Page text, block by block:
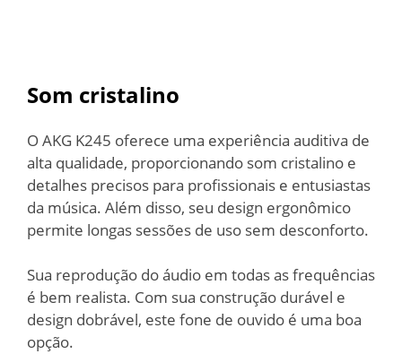
Som cristalino
O AKG K245 oferece uma experiência auditiva de
alta qualidade, proporcionando som cristalino e
detalhes precisos para profissionais e entusiastas
da música. Além disso, seu design ergonômico
permite longas sessões de uso sem desconforto.
Sua reprodução do áudio em todas as frequências
é bem realista. Com sua construção durável e
design dobrável, este fone de ouvido é uma boa
opção.